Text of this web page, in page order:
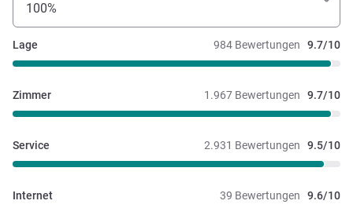
100%
984 Bewertungen 9.7/10
Lage
1.967 Bewertungen 9.7/10
Zimmer
2.931 Bewertungen 9.5/10
Service
39 Bewertungen 9.6/10
Internet